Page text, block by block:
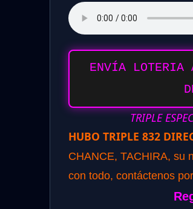
ENVÍA LOTERIA
TRIPLE
HUBO TRIPLE 832
CHANCE, TACHIRA, su
con todo, contáctenos